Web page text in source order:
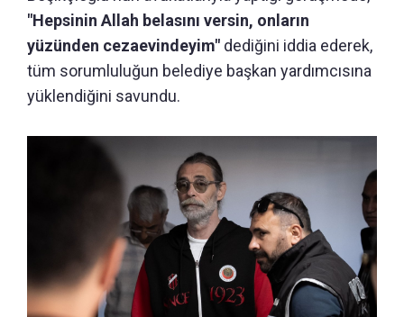
"Hepsinin Allah belasını versin, onların
yüzünden cezaevindeyim" dediğini iddia ederek,
tüm sorumluluğun belediye başkan yardımcısına
yüklendiğini savundu.